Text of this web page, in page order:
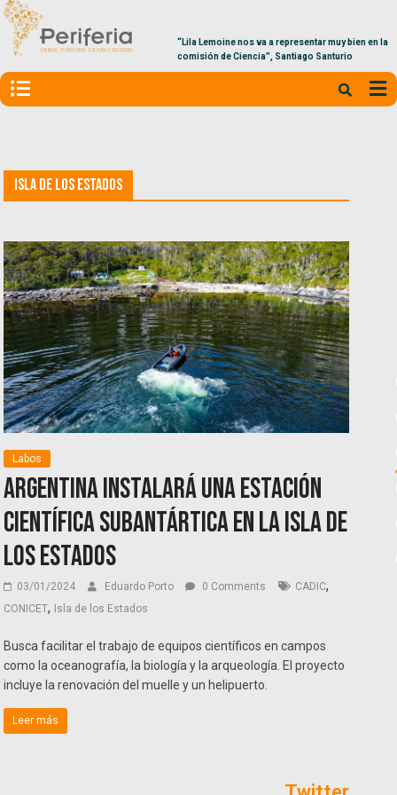
“Lila Lemoine nos va a representar muy bien en la
comisión de Ciencia”, Santiago Santurio
Isla de los Estados
Labos
Argentina instalará una estación
científica subantártica en la Isla de
los Estados
03/01/2024 Eduardo Porto 0 Comments CADIC,
CONICET, Isla de los Estados
Busca facilitar el trabajo de equipos científicos en campos
como la oceanografía, la biología y la arqueología. El proyecto
incluye la renovación del muelle y un helipuerto.
Leer más